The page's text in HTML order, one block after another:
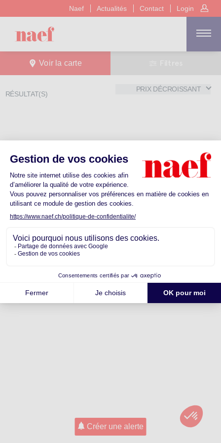
Naef Actualités Contact Login
Voir la carte
RÉSULTAT(S)
PRIX DÉCROISSANT
Créer une alerte